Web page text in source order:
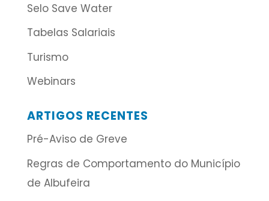
Selo Save Water
Tabelas Salariais
Turismo
Webinars
ARTIGOS RECENTES
Pré-Aviso de Greve
Regras de Comportamento do Município
de Albufeira